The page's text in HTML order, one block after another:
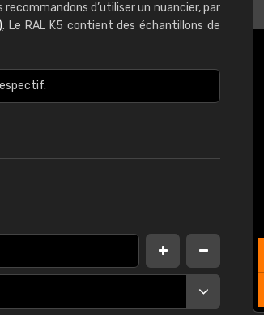
d’utiliser un nuancier, par
. Le RAL K5 contient des échantillons de
"Le site ne permet pas de voir clairement quels
sont les produits disponibles. Il y a plusieurs
bien passé et le produit reçu me convient."